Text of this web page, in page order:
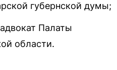
губернской думы;
Палаты
области.